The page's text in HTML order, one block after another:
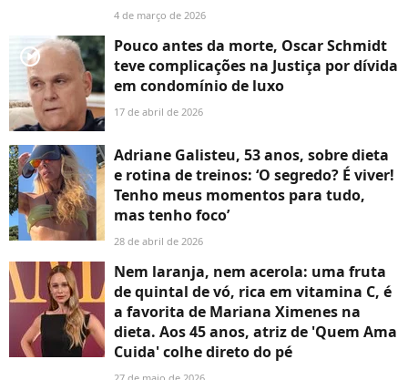
4 de março de 2026
player2
Pouco antes da morte, Oscar Schmidt
teve complicações na Justiça por dívida
em condomínio de luxo
17 de abril de 2026
Adriane Galisteu, 53 anos, sobre dieta
e rotina de treinos: ‘O segredo? É viver!
Tenho meus momentos para tudo,
mas tenho foco’
28 de abril de 2026
Nem laranja, nem acerola: uma fruta
de quintal de vó, rica em vitamina C, é
a favorita de Mariana Ximenes na
dieta. Aos 45 anos, atriz de 'Quem Ama
Cuida' colhe direto do pé